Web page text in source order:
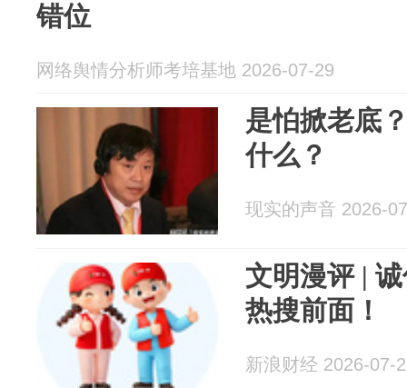
错位
网络舆情分析师考培基地 2026-07-29
是怕掀老底
什么？
现实的声音 2026-
文明漫评 |
热搜前面！
新浪财经 2026-07-